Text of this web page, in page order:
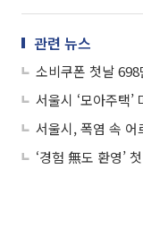
관련 뉴스
소비쿠폰 첫날
서울시 ‘모아주택
서울시, 폭염 속
‘경험 無도 환영’